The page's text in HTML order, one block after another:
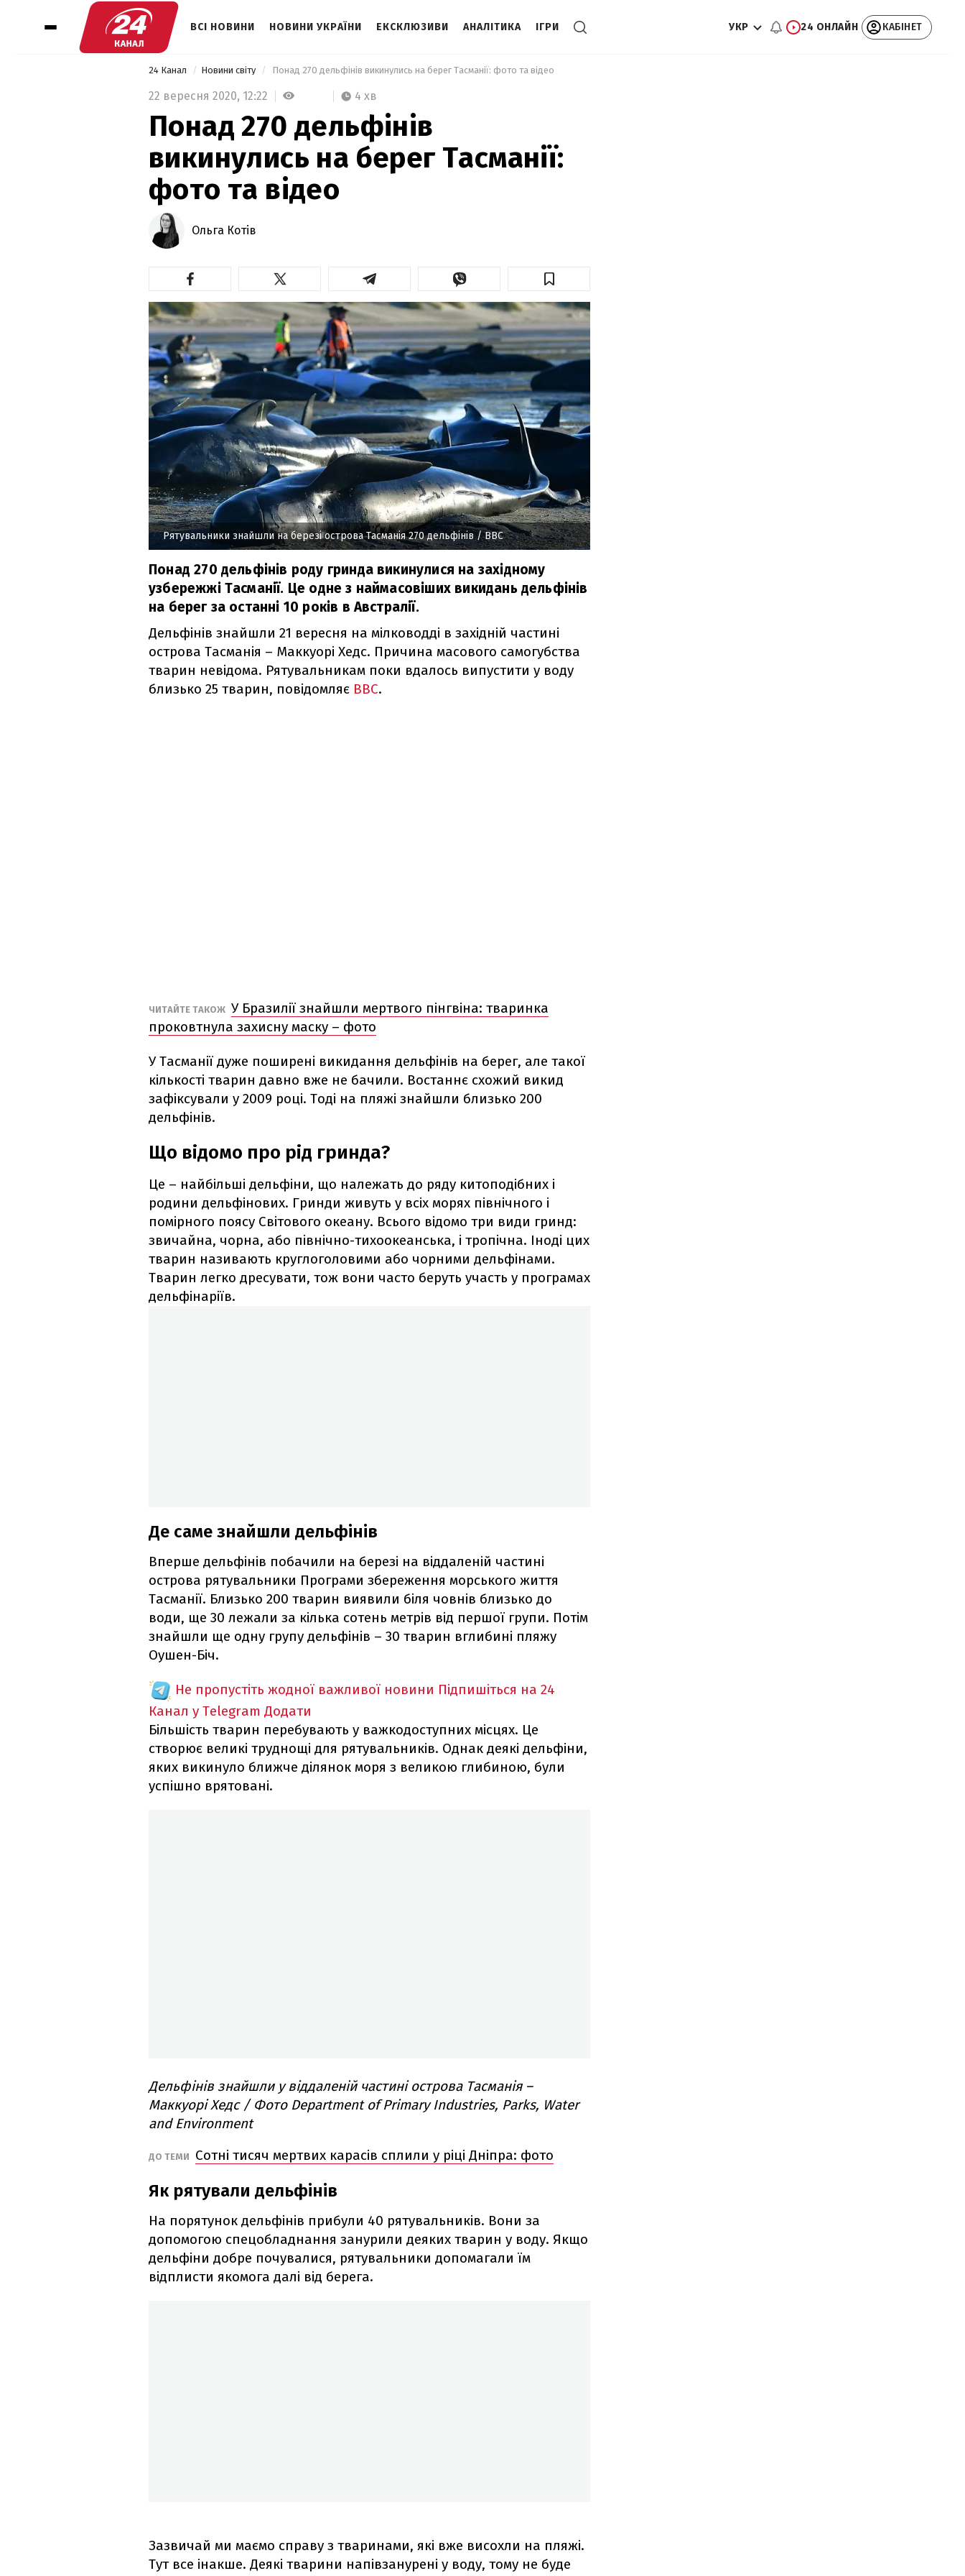
ВСІ НОВИНИ НОВИНИ УКРАЇНИ ЕКСКЛЮЗИВИ АНАЛІТИКА ІГРИ УКР 24 ОНЛАЙН КАБІНЕТ
24 Канал Новини світу Понад 270 дельфінів викинулись на берег Тасманії: фото та відео
22 вересня 2020, 12:22 4 хв
Понад 270 дельфінів
викинулись на берег Тасманії:
фото та відео
Ольга Котів
Рятувальники знайшли на березі острова Тасманія 270 дельфінів/ BBC
Понад 270 дельфінів роду гринда викинулися на західному
узбережжі Тасманії. Це одне з наймасовіших викидань дельфінів
на берег за останні 10 років в Австралії.
Дельфінів знайшли 21 вересня на мілководді в західній частині
острова Тасманія – Маккуорі Хедс. Причина масового самогубства
тварин невідома. Рятувальникам поки вдалось випустити у воду
близько 25 тварин, повідомляє BBC.
ЧИТАЙТЕ ТАКОЖ У Бразилії знайшли мертвого пінгвіна: тваринка
проковтнула захисну маску – фото
У Тасманії дуже поширені викидання дельфінів на берег, але такої
кількості тварин давно вже не бачили. Востаннє схожий викид
зафіксували у 2009 році. Тоді на пляжі знайшли близько 200
дельфінів.
Що відомо про рід гринда?
Це – найбільші дельфіни, що належать до ряду китоподібних і
родини дельфінових. Гринди живуть у всіх морях північного і
помірного поясу Світового океану. Всього відомо три види гринд:
звичайна, чорна, або північно-тихоокеанська, і тропічна. Іноді цих
тварин називають круглоголовими або чорними дельфінами.
Тварин легко дресувати, тож вони часто беруть участь у програмах
дельфінаріїв.
Де саме знайшли дельфінів
Вперше дельфінів побачили на березі на віддаленій частині
острова рятувальники Програми збереження морського життя
Тасманії. Близько 200 тварин виявили біля човнів близько до
води, ще 30 лежали за кілька сотень метрів від першої групи. Потім
знайшли ще одну групу дельфінів – 30 тварин вглибині пляжу
Оушен-Біч.
Не пропустіть жодної важливої новини Підпишіться на 24
Канал у Telegram Додати
Більшість тварин перебувають у важкодоступних місцях. Це
створює великі труднощі для рятувальників. Однак деякі дельфіни,
яких викинуло ближче ділянок моря з великою глибиною, були
успішно врятовані.
Дельфінів знайшли у віддаленій частині острова Тасманія –
Маккуорі Хедс / Фото Department of Primary Industries, Parks, Water
and Environment
ДО ТЕМИ Сотні тисяч мертвих карасів сплили у ріці Дніпра: фото
Як рятували дельфінів
На порятунок дельфінів прибули 40 рятувальників. Вони за
допомогою спецобладнання занурили деяких тварин у воду. Якщо
дельфіни добре почувалися, рятувальники допомагали їм
відплисти якомога далі від берега.
Зазвичай ми маємо справу з тваринами, які вже висохли на пляжі.
Тут все інакше. Деякі тварини напівзанурені у воду, тому не буде